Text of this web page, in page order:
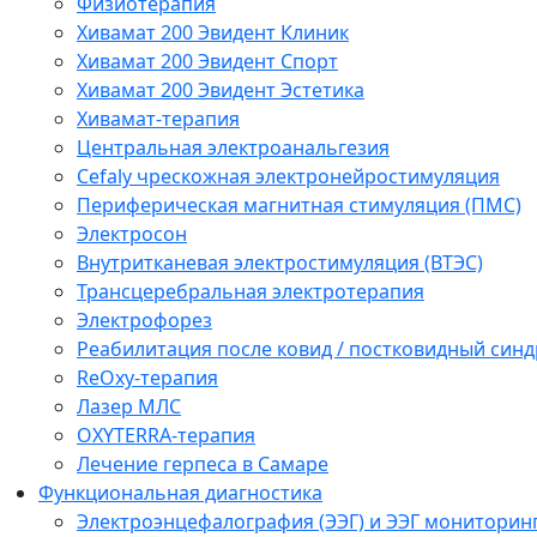
Хивамат 200 Эвидент Клиник
Хивамат 200 Эвидент Спорт
Хивамат 200 Эвидент Эстетика
Хивамат-терапия
Центральная электроанальгезия
Cefaly чреcкожная электронейростимуляция
Периферическая магнитная стимуляция (ПМС)
Электросон
Внутритканевая электростимуляция (ВТЭС)
Трансцеребральная электротерапия
Электрофорез
Реабилитация после ковид / постковидный
ReOxy-терапия
Лазер МЛС
OXYTERRA-терапия
Лечение герпеса в Самаре
Функциональная диагностика
Электроэнцефалография (ЭЭГ) и ЭЭГ